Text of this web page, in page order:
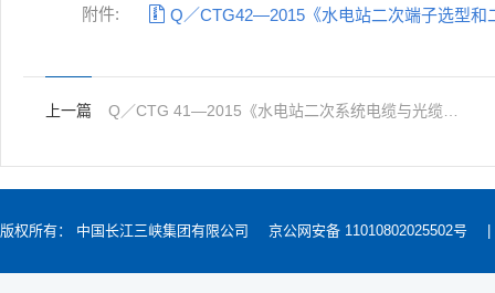
附件:  Q／CTG42—2015《水电站二次端子选型和
上一篇
版权所有： 中国长江三峡集团有限公司 京公网安备 11010802025502号